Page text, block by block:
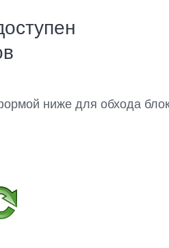
ниже для обхода